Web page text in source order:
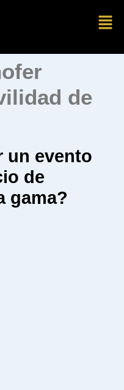
de
un evento
de
gama?